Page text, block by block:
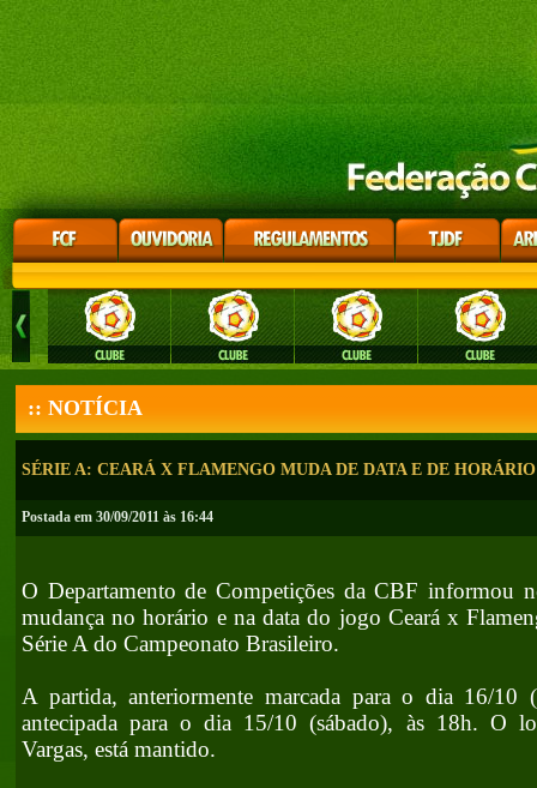
:: NOTÍCIA
SÉRIE A: CEARÁ X FLAMENGO MUDA DE DATA E DE HORÁRIO
Postada em 30/09/2011 às 16:44
O Departamento de Competições da CBF informou
mudança no horário e na data do jogo Ceará x
Série A do Campeonato Brasileiro.
A partida, anteriormente marcada para o dia 16/
antecipada para o dia 15/10 (sábado), às 18h. O
Vargas, está mantido.